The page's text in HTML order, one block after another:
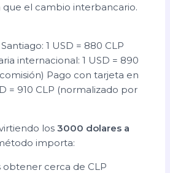
que el cambio interbancario.
1 USD = 880 CLP
internacional: 1 USD = 890
Pago con tarjeta en
= 910 CLP (normalizado por
los3000 dolares a
importa:
obtener cerca de CLP